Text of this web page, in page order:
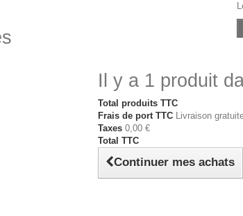
Il y a 1 produit
Total produits TTC
Frais de port TTC Livraison
Taxes 0,00 €
Total TTC
Continuer mes achats